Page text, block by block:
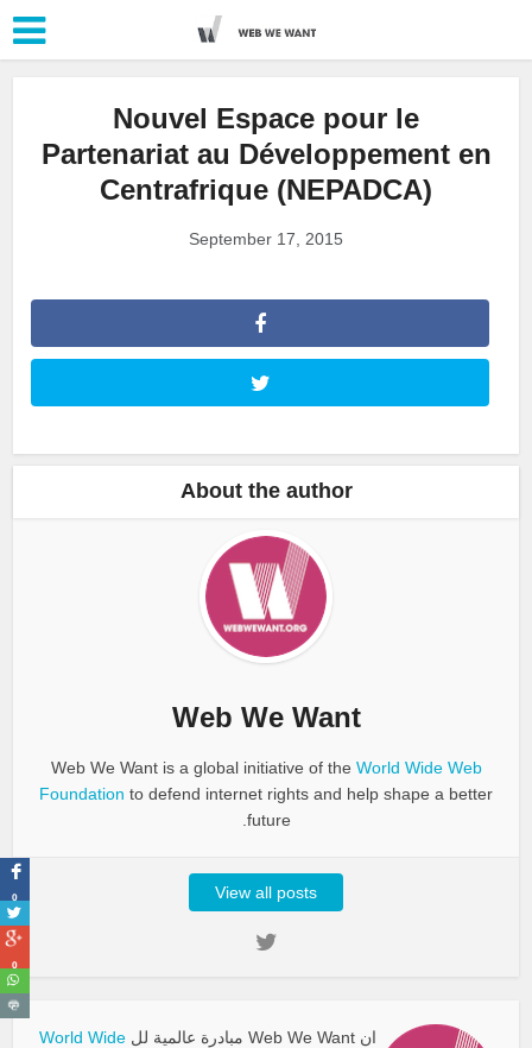
Nouvel Espace pour le
Partenariat au Développement en
Centrafrique (NEPADCA)
September 17, 2015
About the author
Web We Want
Web We Want is a global initiative of the World Wide Web
Foundation to defend internet rights and help shape a better
future.
View all posts
ان Web We Want مبادرة عالمية لل
World Wide
0
0